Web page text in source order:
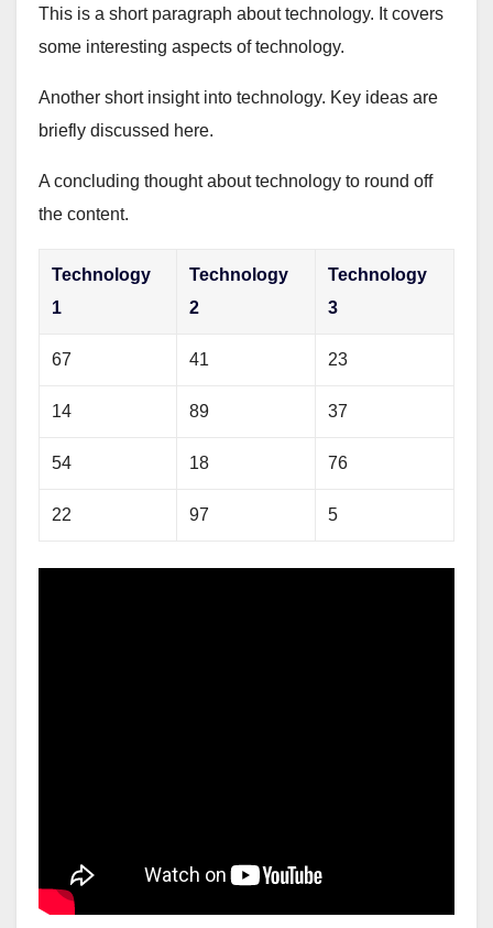
This is a short paragraph about technology. It covers
some interesting aspects of technology.
Another short insight into technology. Key ideas are
briefly discussed here.
A concluding thought about technology to round off
the content.
Technology
1
Technology
2
Technology
3
67 41 23
14 89 37
54 18 76
22 97 5